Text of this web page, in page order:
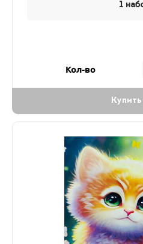
1
Кол-во
Купить